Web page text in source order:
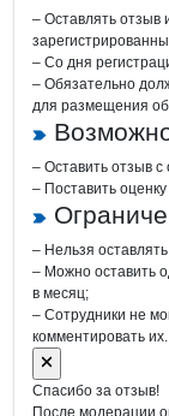
– Оставлять отзыв
– Со дня
– Обязательно
для размещения
– Оставить отзыв с
– Поставить
– Нельзя
– Можно оставить
в месяц;
– Сотрудники не
комментировать их.
Спасибо за отзыв!
После модерации